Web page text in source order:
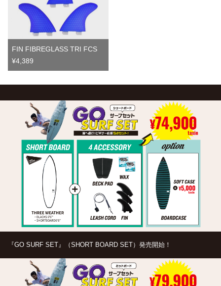
FIN FIBREGLASS TRI FCS
¥4,389
『GO SURF SET』（SHORT BOARD SET）発売開始！